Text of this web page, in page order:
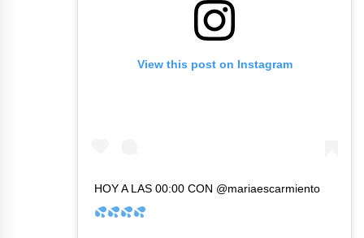
View this post on Instagram
HOY A LAS 00:00 CON @mariaescarmiento